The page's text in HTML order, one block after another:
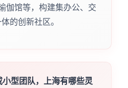
伽馆等，构建集办公、交
的创新社区。
型团队，上海有哪些灵